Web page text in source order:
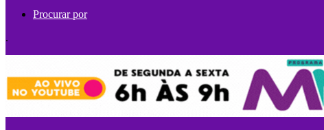
Procurar por
.